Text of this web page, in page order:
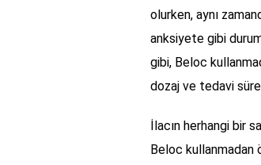
olurken, aynı
anksiyete gibi
gibi, Beloc
dozaj ve tedavi
İlacın herhangi bir
Beloc kullanmadan